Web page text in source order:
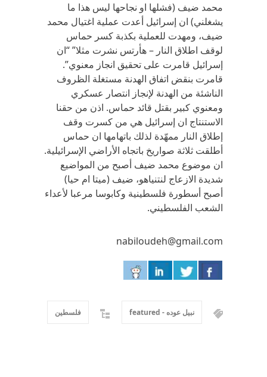
محمد ضيف (فشلها او نجاحها ليس هذا ما
يشغلني) ان إسرائيل أعدت عملية اغتيال محمد
ضيف، ومهدت للعملية بكذبة كسر حماس
لوقف اطلاق النار – هأرتس نشرت مثلا” “ان
إسرائيل قامرت على تحقيق انجاز معنوي”.
قامرت بنقض اتفاق الهدنة مستغلة الظروف
الناشئة من الهدنة لإنجاز انتصار عسكري
ومعنوي كبير بقتل قائد حماس. اذن من حقنا
الاستنتاج ان إسرائيل هي من كسرت وقف
إطلاق النار ممهّدة لذلك باتهامها ان حماس
أطلقت ثلاثة صواريخ باتجاه الأراضي الإسرائيلية.
ان موضوع محمد ضيف أصبح من المواضيع
شديدة الازعاج لنتنياهو، ضيف (ميتا ام حيا)
أصبح أسطورة فلسطينية وكابوسا مرعبا لأعداء
الشعب الفلسطيني.
nabiloudeh@gmail.com
نبيل عوده - featured فلسطين